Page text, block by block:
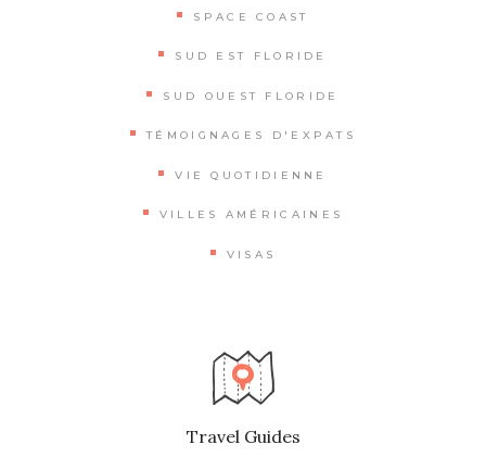
SPACE COAST
SUD EST FLORIDE
SUD OUEST FLORIDE
TÉMOIGNAGES D'EXPATS
VIE QUOTIDIENNE
VILLES AMÉRICAINES
VISAS
Travel Guides